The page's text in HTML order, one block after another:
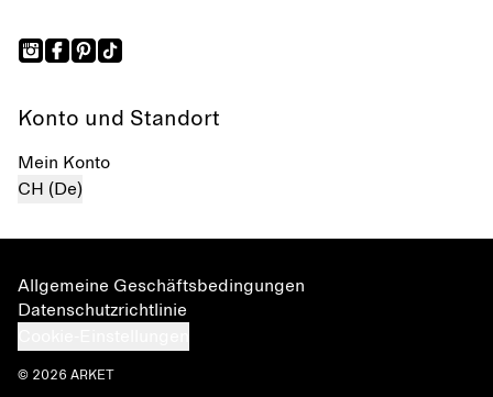
Konto und Standort
Mein Konto
CH (De)
Allgemeine Geschäftsbedingungen
Datenschutzrichtlinie
© 2026 ARKET